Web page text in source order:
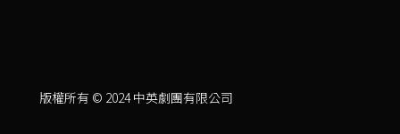
版權所有 © 2024 中英劇團有限公司